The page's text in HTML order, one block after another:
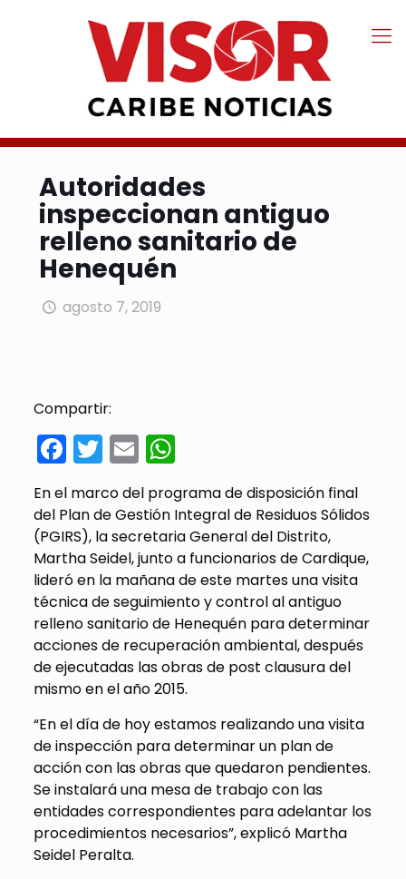
Autoridades
inspeccionan antiguo
relleno sanitario de
Henequén
agosto 7, 2019
Compartir:
Facebook
Twitter
EmailWhatsApp
En el marco del programa de disposición final
del Plan de Gestión Integral de Residuos Sólidos
(PGIRS), la secretaria General del Distrito,
Martha Seidel, junto a funcionarios de Cardique,
lideró en la mañana de este martes una visita
técnica de seguimiento y control al antiguo
relleno sanitario de Henequén para determinar
acciones de recuperación ambiental, después
de ejecutadas las obras de post clausura del
mismo en el año 2015.
“En el día de hoy estamos realizando una visita
de inspección para determinar un plan de
acción con las obras que quedaron pendientes.
Se instalará una mesa de trabajo con las
entidades correspondientes para adelantar los
procedimientos necesarios”, explicó Martha
Seidel Peralta.